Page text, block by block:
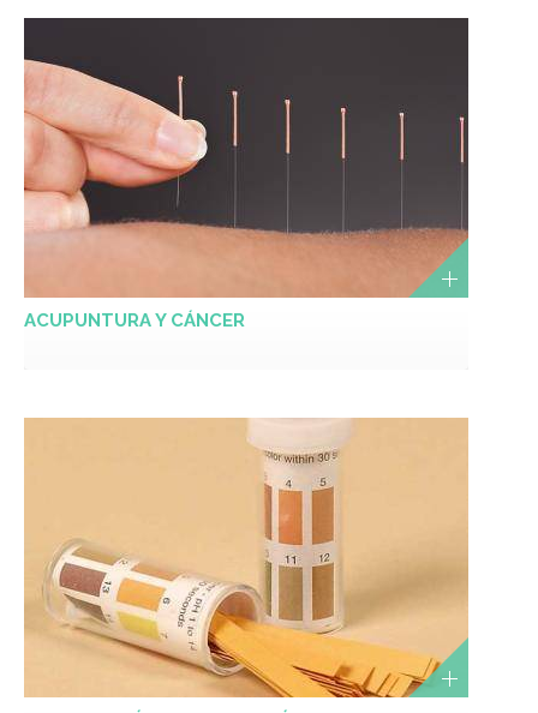
ACUPUNTURA Y CÁNCER